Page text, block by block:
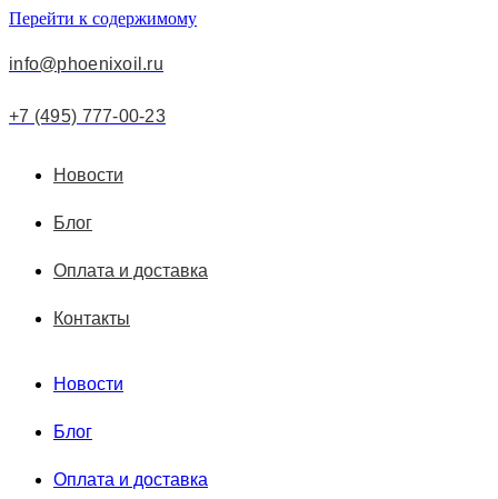
Перейти к содержимому
info@phoenixoil.ru
+7 (495) 777-00-23
Новости
Блог
Оплата и доставка
Контакты
Новости
Блог
Оплата и доставка